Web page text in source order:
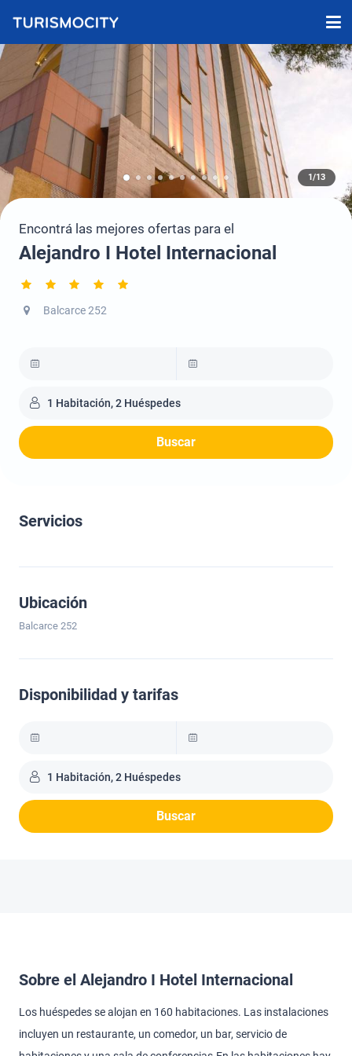
1/13
Encontrá las mejores ofertas para el
Alejandro I Hotel Internacional
Balcarce 252
1 Habitación, 2 Huéspedes
Buscar
Servicios
Ubicación
Balcarce 252
Disponibilidad y tarifas
1 Habitación, 2 Huéspedes
Buscar
Sobre el Alejandro I Hotel Internacional
Los huéspedes se alojan en 160 habitaciones. Las instalaciones
incluyen un restaurante, un comedor, un bar, servicio de